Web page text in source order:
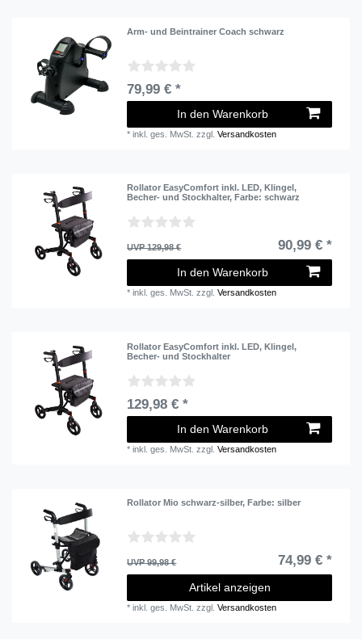
Arm- und Beintrainer Coach schwarz
79,99 € *
In den Warenkorb
*inkl. ges. MwSt. zzgl.Versandkosten
Rollator EasyComfort inkl. LED, Klingel,
Becher- und Stockhalter, Farbe: schwarz
UVP 129,98 € 90,99 € *
In den Warenkorb
*inkl. ges. MwSt. zzgl.Versandkosten
Rollator EasyComfort inkl. LED, Klingel,
Becher- und Stockhalter
129,98 € *
In den Warenkorb
*inkl. ges. MwSt. zzgl.Versandkosten
Rollator Mio schwarz-silber, Farbe: silber
UVP 99,98 € 74,99 € *
Artikel anzeigen
*inkl. ges. MwSt. zzgl.Versandkosten